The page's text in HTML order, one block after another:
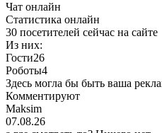
Чат онлайн
Cтатистика онлайн
30 посетителей сейчас на сайте
Из них:
Гости26
Роботы4
Здесь могла бы быть ваша
Комментируют
Maksim
07.08.26